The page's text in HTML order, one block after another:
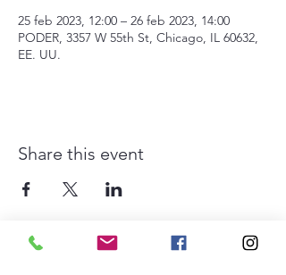
25 feb 2023, 12:00 – 26 feb 2023, 14:00
PODER, 3357 W 55th St, Chicago, IL 60632,
EE. UU.
Share this event